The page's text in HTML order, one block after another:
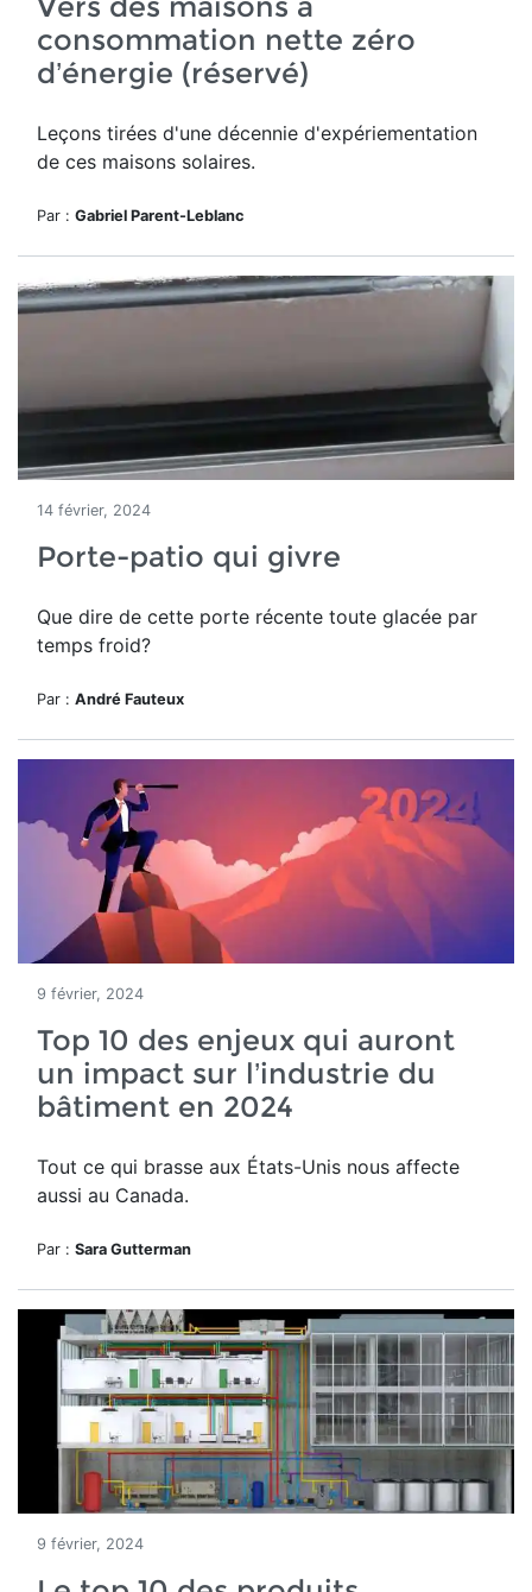
consommation nette zéro
d’énergie (réservé)
Leçons tirées d'une décennie d'expériementation
de ces maisons solaires.
Par : Gabriel Parent-Leblanc
14 février, 2024
Porte-patio qui givre
Que dire de cette porte récente toute glacée par
temps froid?
Par : André Fauteux
9 février, 2024
Top 10 des enjeux qui auront
un impact sur l’industrie du
bâtiment en 2024
Tout ce qui brasse aux États-Unis nous affecte
aussi au Canada.
Par : Sara Gutterman
9 février, 2024